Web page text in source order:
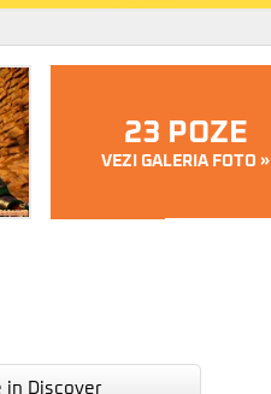
23 POZE
VEZI GALERIA FOTO »
in Discover